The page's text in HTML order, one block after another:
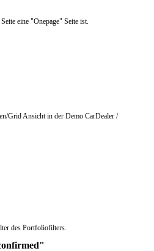
eine "Onepage" Seite ist.
Grid Ansicht in der Demo CarDealer /
des Portfoliofilters.